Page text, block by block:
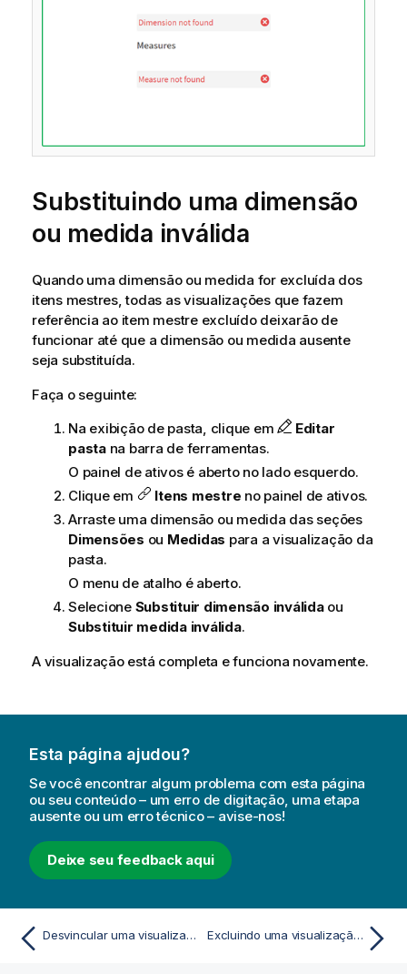
Substituindo uma dimensão
ou medida inválida
Quando uma dimensão ou medida for excluída dos
itens mestres, todas as visualizações que fazem
referência ao item mestre excluído deixarão de
funcionar até que a dimensão ou medida ausente
seja substituída.
Faça o seguinte:
Na exibição de pasta, clique em
Editar
pastana barra de ferramentas.
O painel de ativos é aberto no lado esquerdo.
Clique em
Itens mestre no painel de ativos.
Arraste uma dimensão ou medida das seções
Dimensões ou Medidas para a visualização da
pasta.
O menu de atalho é aberto.
Selecione Substituir dimensão inválidaou
Substituir medida inválida.
A visualização está completa e funciona novamente.
Esta página ajudou?
Se você encontrar algum problema com esta página
ou seu conteúdo – um erro de digitação, uma etapa
ausente ou um erro técnico – avise-nos!
Deixe seu feedback aqui
Desvincular uma visualização mestre Excluindo uma visualização mestre